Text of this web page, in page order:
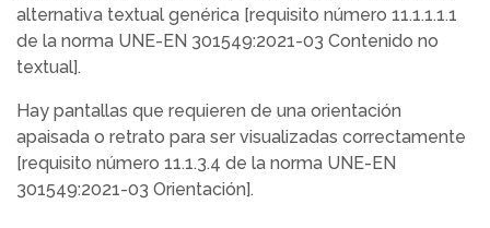
alternativa textual genérica [requisito número 11.1.1.1.1
de la norma UNE-EN 301549:2021-03 Contenido no
textual].
Hay pantallas que requieren de una orientación
apaisada o retrato para ser visualizadas correctamente
[requisito número 11.1.3.4 de la norma UNE-EN
301549:2021-03 Orientación].